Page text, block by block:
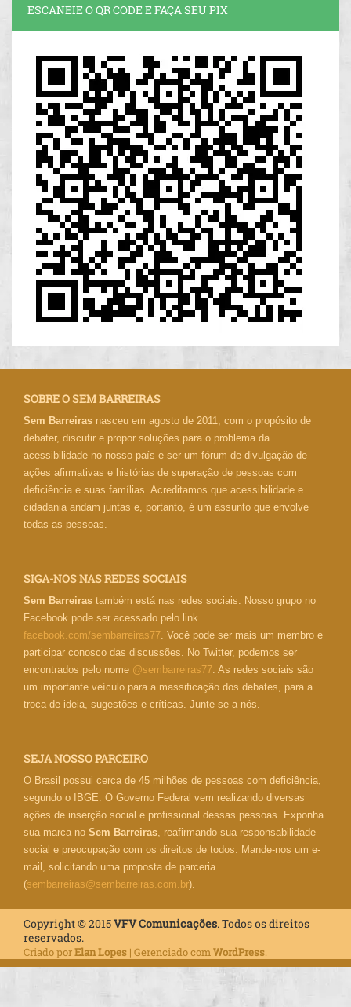
ESCANEIE O QR CODE E FAÇA SEU PIX
SOBRE O SEM BARREIRAS
Sem Barreiras nasceu em agosto de 2011, com o propósito de
debater, discutir e propor soluções para o problema da
acessibilidade no nosso país e ser um fórum de divulgação de
ações afirmativas e histórias de superação de pessoas com
deficiência e suas famílias. Acreditamos que acessibilidade e
cidadania andam juntas e, portanto, é um assunto que envolve
todas as pessoas.
SIGA-NOS NAS REDES SOCIAIS
Sem Barreiras também está nas redes sociais. Nosso grupo no
Facebook pode ser acessado pelo link
facebook.com/sembarreiras77 . Você pode ser mais um membro e
participar conosco das discussões. No Twitter, podemos ser
encontrados pelo nome @sembarreiras77 . As redes sociais são
um importante veículo para a massificação dos debates, para a
troca de ideia, sugestões e críticas. Junte-se a nós.
SEJA NOSSO PARCEIRO
O Brasil possui cerca de 45 milhões de pessoas com deficiência,
segundo o IBGE. O Governo Federal vem realizando diversas
ações de inserção social e profissional dessas pessoas. Exponha
sua marca no Sem Barreiras , reafirmando sua responsabilidade
social e preocupação com os direitos de todos. Mande-nos um e-
mail, solicitando uma proposta de parceria
(sembarreiras@sembarreiras.com.br).
Copyright © 2015VFV Comunicações. Todos os direitos
reservados.
Criado porElan Lopes | Gerenciado comWordPress.